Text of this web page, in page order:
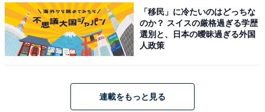
「移民」に冷たいのはどっちな
のか？ スイスの厳格過ぎる学歴
選別と、日本の曖昧過ぎる外国
人政策
連載をもっと見る